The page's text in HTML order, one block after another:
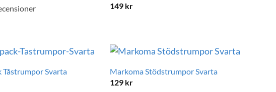
149 kr
Svarta
Markoma Stödstrumpor Svarta
129 kr